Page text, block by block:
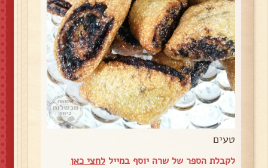
טעים
לקבלת הספר של שרה יוסף במייללחצי כאן